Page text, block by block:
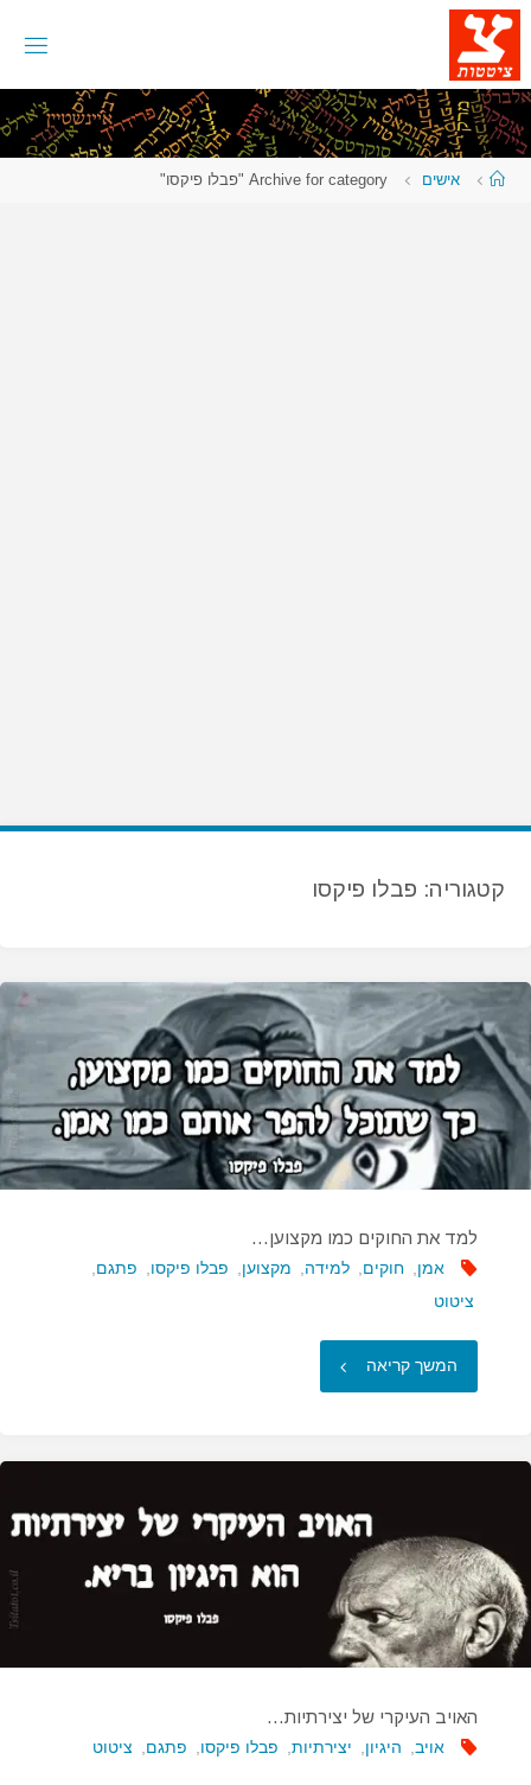
דלגו
לתוכן
עמודאישים Archive for category "פבלו פיקסו"
קטגוריה: פבלו פיקסו
למד את החוקים כמו מקצוען…
אמן, חוקים, למידה, מקצוען, פבלו פיקסו, פתגם,
ציטוט
המשך קריאה "למד
החוקים
כמו
מקצוען…"
האויב העיקרי של יצירתיות…
אויב, היגיון, יצירתיות, פבלו פיקסו, פתגם, ציטוט